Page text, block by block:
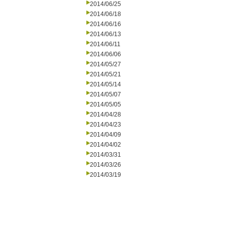
2014/06/25
2014/06/18
2014/06/16
2014/06/13
2014/06/11
2014/06/06
2014/05/27
2014/05/21
2014/05/14
2014/05/07
2014/05/05
2014/04/28
2014/04/23
2014/04/09
2014/04/02
2014/03/31
2014/03/26
2014/03/19